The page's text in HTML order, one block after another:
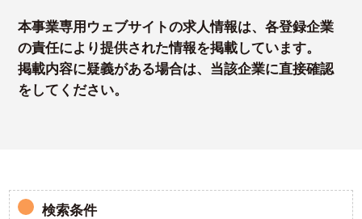
本事業専用ウェブサイトの求人情報は、各登録企業
の責任により提供された情報を掲載しています。
掲載内容に疑義がある場合は、当該企業に直接確認
をしてください。
検索条件